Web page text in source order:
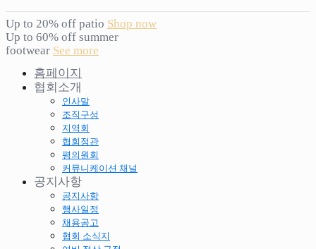
Up to 20% off patio Shop now
Up to 60% off summer
footwear See more
홈페이지
협회소개
인사말
조직구성
지역회
협회정관
평의원회
커뮤니케이션 채널
공지사항
공지사항
행사일정
채용공고
협회 소식지